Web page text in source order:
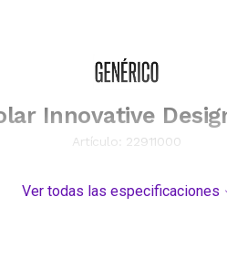
Innovative
Artículo: 22911000
Ver todas las especificaciones